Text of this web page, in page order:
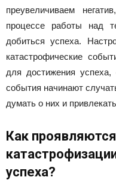
преувеличиваем
процессе работы над
добиться успеха.
катастрофические
для достижения
события начинают
думать о них и
Как
успеха?